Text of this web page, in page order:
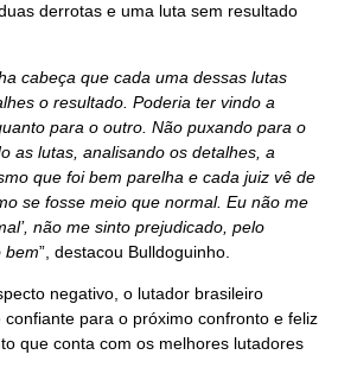
derrotas e uma luta sem resultado
cabeça que cada uma dessas lutas
o resultado. Poderia ter vindo a
para o outro. Não puxando para o
as lutas, analisando os detalhes, a
que foi bem parelha e cada juiz vê de
se fosse meio que normal. Eu não me
não me sinto prejudicado, pelo
bem”, destacou Bulldoguinho.
negativo, o lutador brasileiro
para o próximo confronto e feliz
que conta com os melhores lutadores